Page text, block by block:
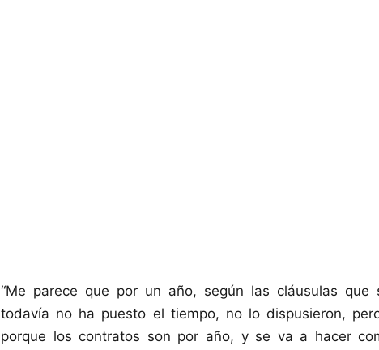
“Me parece que por un año, según las cláusulas
todavía no ha puesto el tiempo, no lo dispusieron,
porque los contratos son por año, y se va a hacer